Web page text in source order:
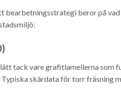
bearbetningsstrategi beror på
tack vare grafitlamellerna som
skärdata för torr fräsning